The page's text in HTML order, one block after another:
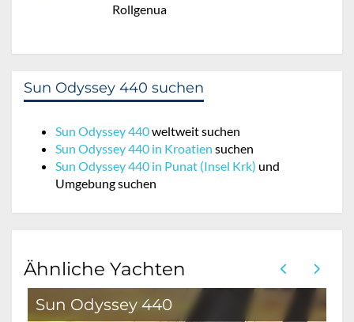
Rollgenua
Sun Odyssey 440 suchen
Sun Odyssey 440weltweit suchen
Sun Odyssey 440 in Kroatien suchen
Sun Odyssey 440 in Punat (Insel Krk) und
Umgebung suchen
Ähnliche Yachten
Sun Odyssey 440